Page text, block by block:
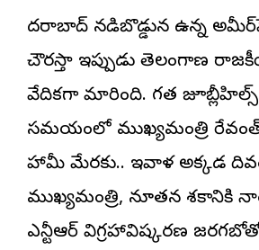
హైదరాబాద్‌ నడిబొడ్డున ఉన్న
చౌరస్తా ఇప్పుడు తెలంగాణ
వేదికగా మారింది. గత జూబ్లీహిల్స్
సమయంలో ముఖ్యమంత్రి రేవంత్
హామీ మేరకు.. ఇవాళ అక్కడ
ముఖ్యమంత్రి, నూతన శకానికి
ఎన్టీఆర్ విగ్రహావిష్కరణ